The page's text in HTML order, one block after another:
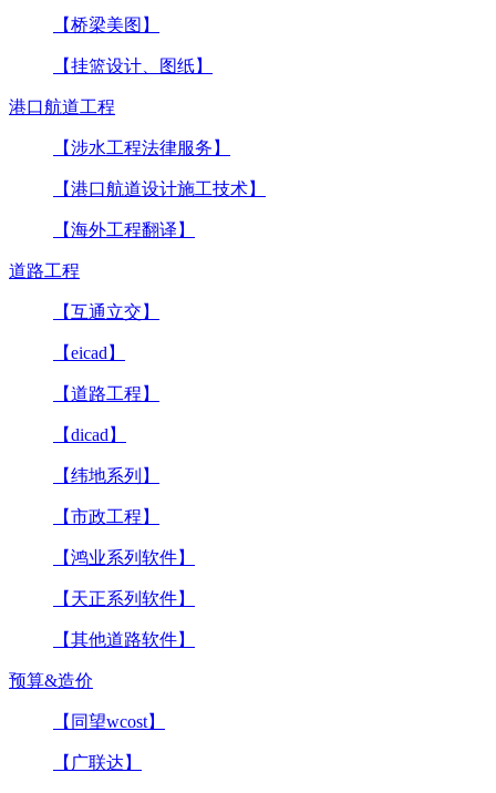
【桥梁美图】
【挂篮设计、图纸】
港口航道工程
【涉水工程法律服务】
【港口航道设计施工技术】
【海外工程翻译】
道路工程
【互通立交】
【eicad】
【道路工程】
【dicad】
【纬地系列】
【市政工程】
【鸿业系列软件】
【天正系列软件】
【其他道路软件】
预算&造价
【同望wcost】
【广联达】